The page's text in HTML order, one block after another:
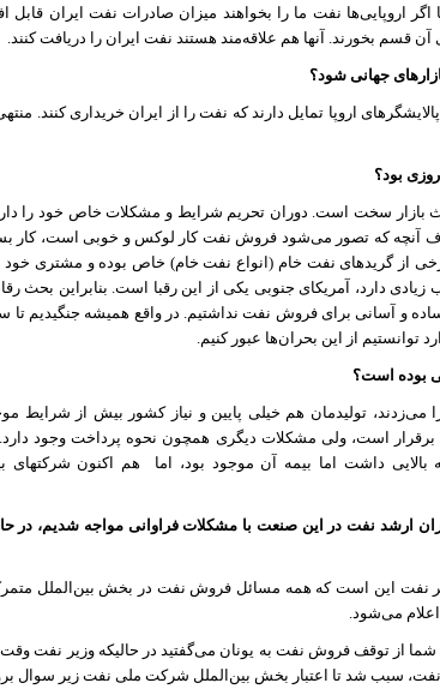
اروپایی‌ها نفت ما را بخواهند میزان صادرات نفت ایران قابل
قسم بخورند. آنها هم علاقه‌مند هستند نفت ایران را دریافت کنند.
جهانی شود؟
اروپا تمایل دارند که نفت را از ایران خریداری کنند.
بود؟
سخت است. دوران تحریم شرایط و مشکلات خاص خود را
آنچه که تصور می‌شود فروش نفت کار لوکس و خوبی است، کار
از گریدهای نفت خام (انواع نفت خام) خاص بوده و مشتری خود
زیادی دارد، آمریکای جنوبی یکی از این رقبا است. بنابراین بحث
و آسانی برای فروش نفت نداشتیم. در واقع همیشه جنگیدیم تا
توانستیم از این بحران‌ها عبور کنیم.
بوده است؟
تولیدمان هم خیلی پایین و نیاز کشور بیش از شرایط
برقرار است، ولی مشکلات دیگری همچون نحوه پرداخت وجود
داشت اما بیمه‌ آن موجود بود، اما
هم اکنون شرکتهای
بودن مدیران ارشد نفت در این صنعت با مشکلات فراوانی مواجه
نفت این است که همه مسائل فروش نفت در بخش بین‌الملل
می‌شود.
شما از توقف فروش نفت به یونان می‌گفتید در حالیکه وزیر نفت
نفت، سبب شد تا اعتبار بخش بین‌الملل شرکت ملی نفت زیر سوال